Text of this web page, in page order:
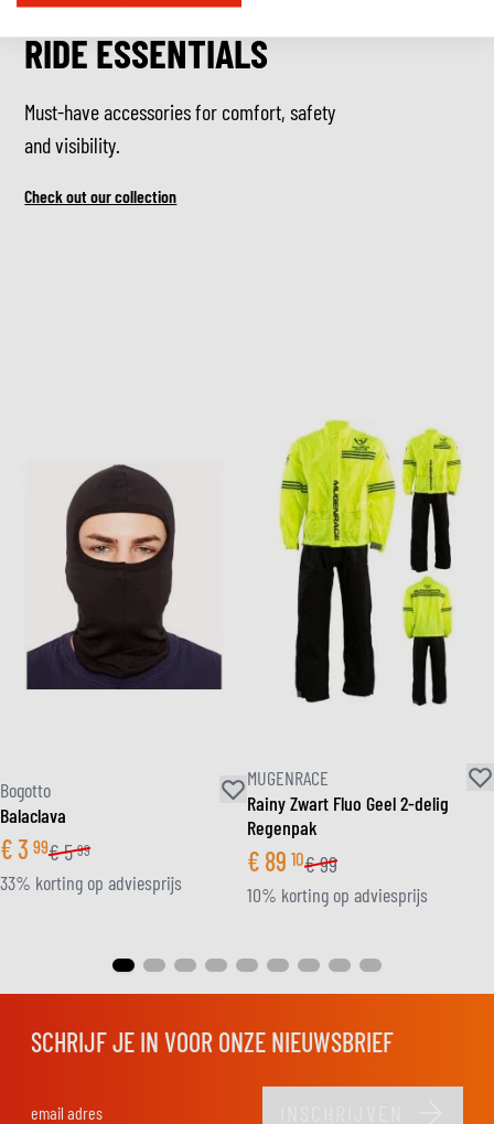
RIDE ESSENTIALS
Must-have accessories for comfort, safety
and visibility.
Check out our collection
Bogotto
Balaclava
€3 99€5 99
33% korting op adviesprijs
MUGENRACE
Rainy Zwart Fluo Geel 2-delig
Regenpak
€ 89 10€99
10% korting op adviesprijs
SCHRIJF JE IN VOOR ONZE NIEUWSBRIEF